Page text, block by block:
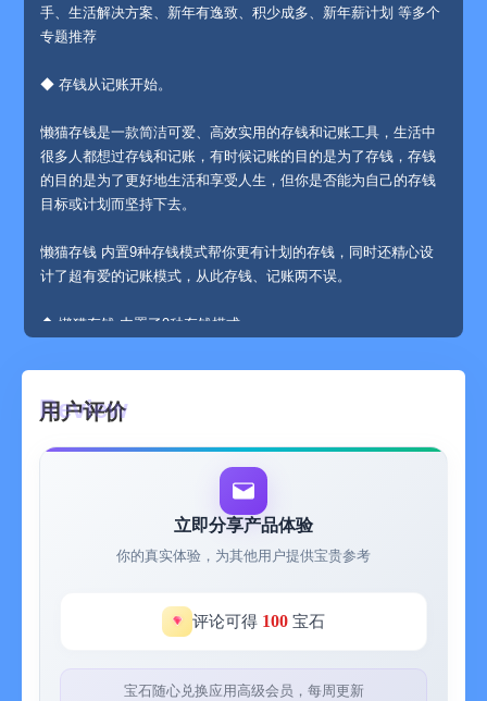
手、生活解决方案、新年有逸致、积少成多、新年薪计划 等多个
专题推荐
◆ 存钱从记账开始。
懒猫存钱是一款简洁可爱、高效实用的存钱和记账工具，生活中
很多人都想过存钱和记账，有时候记账的目的是为了存钱，存钱
的目的是为了更好地生活和享受人生，但你是否能为自己的存钱
目标或计划而坚持下去。
懒猫存钱 内置9种存钱模式帮你更有计划的存钱，同时还精心设
计了超有爱的记账模式，从此存钱、记账两不误。
◆ 懒猫存钱 内置了9种存钱模式：
- 365天存钱
- 52周存钱
- 12存单存钱
- 定额存钱
◆ 懒猫存钱有哪些功能？
- 灵动岛：iPhone 14Pro系列机型在灵动岛区域查看存钱进度、账
用户评价
立即分享产品体验
你的真实体验，为其他用户提供宝贵参考
评论可得 100 宝石
宝石随心兑换应用高级会员，每周更新